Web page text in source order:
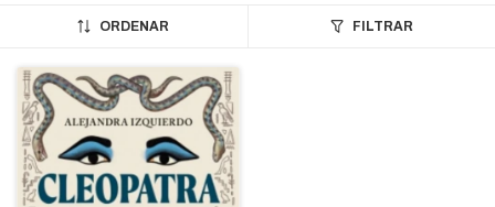
ORDENAR FILTRAR